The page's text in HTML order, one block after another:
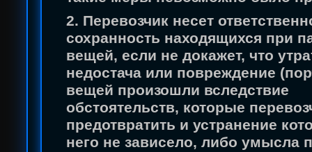
2. Перевозчик несет
сохранность находящихся при
вещей, если не докажет, что
недостача или повреждение
вещей произошли вследствие
обстоятельств, которые
предотвратить и устранение
него не зависело, либо умысла